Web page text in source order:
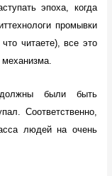
эпоха, когда
промывки
читаете), все это
должны были быть
Соответственно,
людей на очень